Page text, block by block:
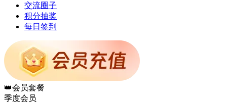
交流圈子
积分抽奖
每日签到
👑会员套餐
季度会员